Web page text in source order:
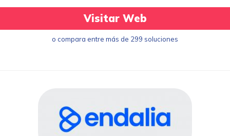
Visitar Web
o compara entre más de 299 soluciones